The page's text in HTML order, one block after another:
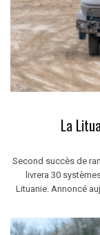
La
Second succès de
livrera 30
Lituanie. Annoncé